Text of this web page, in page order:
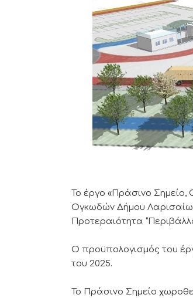
Το έργο «Πράσινο
Ογκωδών Δήμου
Προτεραιότητα
Ο προϋπολογισμός του
του 2025.
Το Πράσινο Σημείο